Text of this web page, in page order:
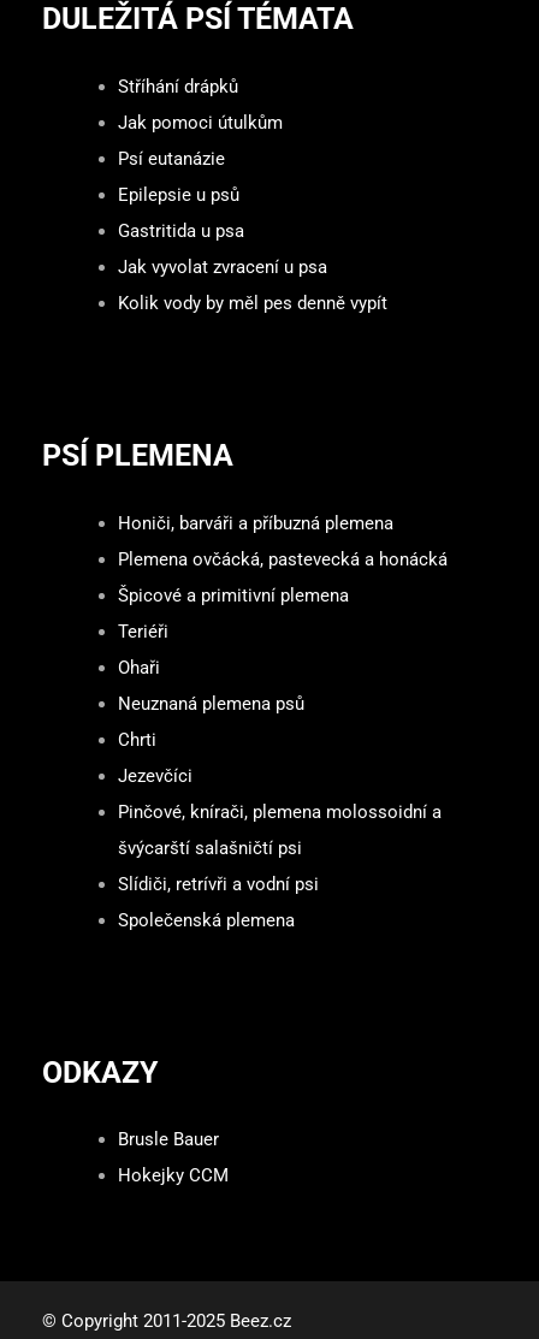
DULEŽITÁ PSÍ TÉMATA
Stříhání drápků
Jak pomoci útulkům
Psí eutanázie
Epilepsie u psů
Gastritida u psa
Jak vyvolat zvracení u psa
Kolik vody by měl pes denně vypít
PSÍ PLEMENA
Honiči, barváři a příbuzná plemena
Plemena ovčácká, pastevecká a honácká
Špicové a primitivní plemena
Teriéři
Ohaři
Neuznaná plemena psů
Chrti
Jezevčíci
Pinčové, knírači, plemena molossoidní a
švýcarští salašničtí psi
Slídiči, retrívři a vodní psi
Společenská plemena
ODKAZY
Brusle Bauer
Hokejky CCM
© Copyright 2011-2025 Beez.cz